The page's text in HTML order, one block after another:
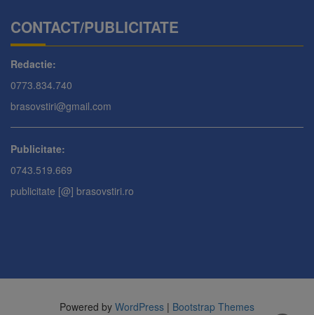
CONTACT/PUBLICITATE
Redactie:
0773.834.740
brasovstiri@gmail.com
Publicitate:
0743.519.669
publicitate [@] brasovstiri.ro
Powered by WordPress | Bootstrap Themes